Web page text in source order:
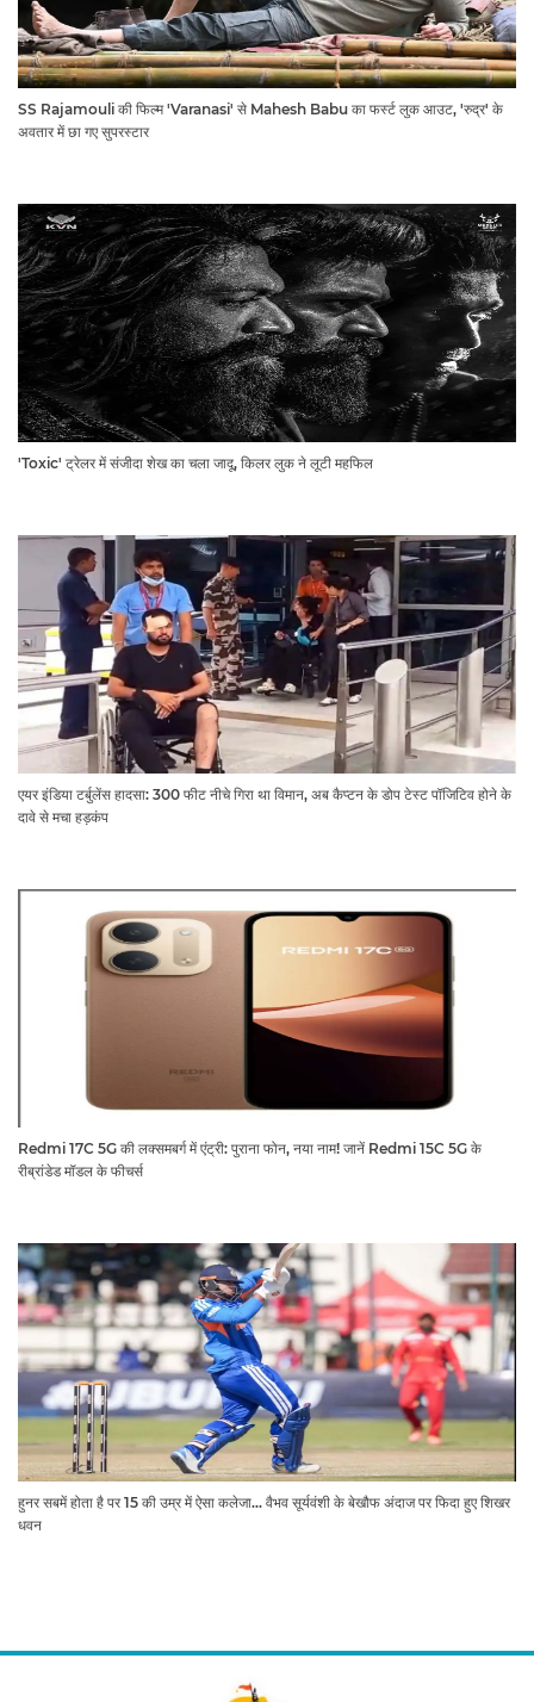
SS Rajamouli की फिल्म 'Varanasi' से Mahesh Babu का फर्स्ट लुक आउट, 'रुद्र' के
अवतार में छा गए सुपरस्टार
'Toxic' ट्रेलर में संजीदा शेख का चला जादू, किलर लुक ने लूटी महफिल
एयर इंडिया टर्बुलेंस हादसा: 300 फीट नीचे गिरा था विमान, अब कैप्टन के डोप टेस्ट पॉजिटिव होने के
दावे से मचा हड़कंप
Redmi 17C 5G की लक्समबर्ग में एंट्री: पुराना फोन, नया नाम! जानें Redmi 15C 5G के
रीब्रांडेड मॉडल के फीचर्स
हुनर सबमें होता है पर 15 की उम्र में ऐसा कलेजा... वैभव सूर्यवंशी के बेखौफ अंदाज पर फिदा हुए शिखर
धवन